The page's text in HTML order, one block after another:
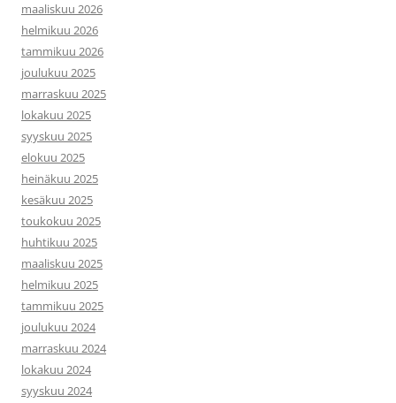
maaliskuu 2026
helmikuu 2026
tammikuu 2026
joulukuu 2025
marraskuu 2025
lokakuu 2025
syyskuu 2025
elokuu 2025
heinäkuu 2025
kesäkuu 2025
toukokuu 2025
huhtikuu 2025
maaliskuu 2025
helmikuu 2025
tammikuu 2025
joulukuu 2024
marraskuu 2024
lokakuu 2024
syyskuu 2024